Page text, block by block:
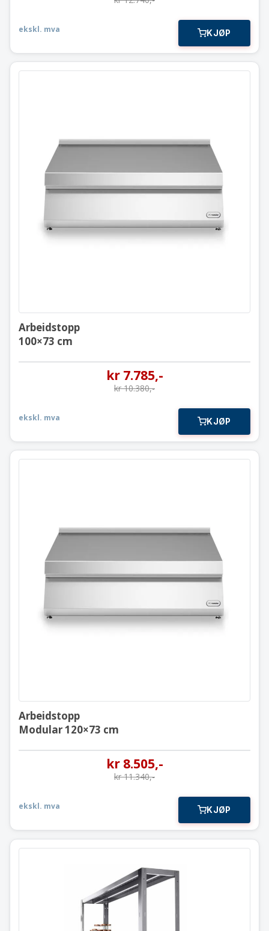
ekskl. mva KJØP
Arbeidstopp
100×73 cm
kr7.785,-
kr10.380,-
ekskl. mva KJØP
Modular 120×73 cm
Arbeidstopp
Modular 120×73 cm
kr8.505,-
kr11.340,-
ekskl. mva KJØP